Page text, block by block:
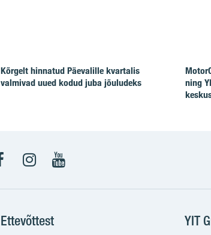
Kõrgelt hinnatud Päevalille kvartalis
valmivad uued kodud juba jõuludeks
ning
Ettevõttest YIT